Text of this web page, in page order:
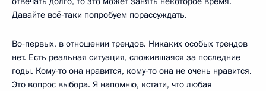
Давайте всё‑таки попробуем порассуждать.
Во‑первых, в отношении трендов. Никаких особых трендов
нет. Есть реальная ситуация, сложившаяся за последние
годы. Кому‑то она нравится, кому‑то она не очень нравится.
Это вопрос выбора. Я напомню, кстати, что любая